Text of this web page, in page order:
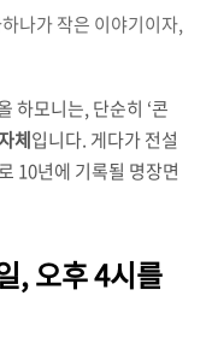
나가 작은 이야기이자,
하모니는, 단순히 ‘콘
체입니다. 게다가 전설
10년에 기록될 명장면
, 오후 4시를